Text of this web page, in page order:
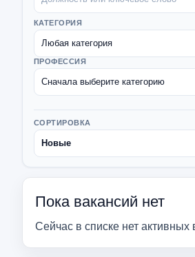
КАТЕГОРИЯ
ПРОФЕССИЯ
СОРТИРОВКА
Пока вакансий нет
Сейчас в списке нет